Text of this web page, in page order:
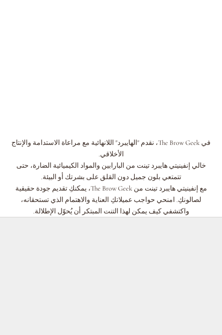
في The Brow Geek، نقدم "الهايبرد" اللانهائية مع مراعاة الاستدامة والإنتاج
الأخلاقي.
خالي إنفينيتي هايبرد تينت من البارابين والمواد الكيميائية الضارة، حتى
تتمتعي بلون جميل دون القلق على بشرتك أو البيئة.
مع إنفينيتي هايبرد تينت من The Brow Geek، يمكنكِ تقديم جودة حقيقية
لصالونكِ. امنحي حواجب عميلاتكِ العناية والاهتمام الذي تستحقانه،
واكتشفي كيف يمكن لهذا التنت المبتكر أن يُحوّل الإطلالة.